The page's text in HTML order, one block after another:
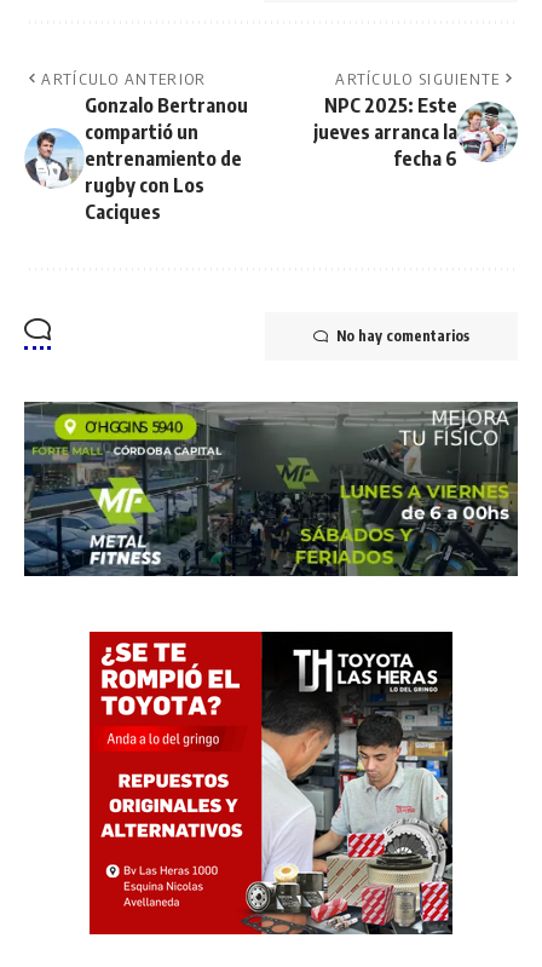
ARTÍCULO ANTERIOR
Gonzalo Bertranou
compartió un
entrenamiento de
rugby con Los
Caciques
ARTÍCULO SIGUIENTE
NPC 2025: Este
jueves arranca la
fecha 6
No hay comentarios